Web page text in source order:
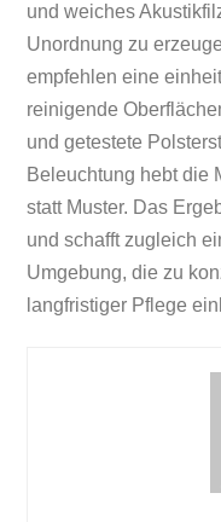
und weiches
Unordnung zu
empfehlen eine
reinigende
und getestete
Beleuchtung hebt die
statt Muster. Das
und schafft zugleich
Umgebung, die zu
langfristiger Pflege